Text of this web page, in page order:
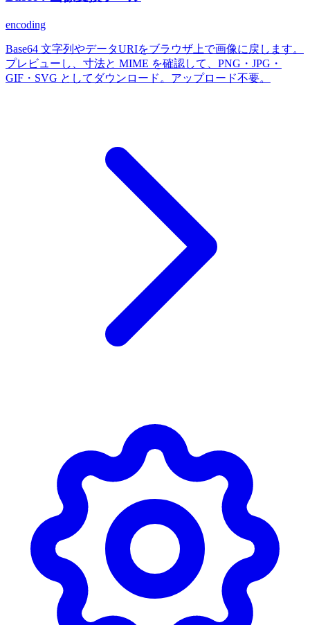
encoding
Base64 文字列やデータURIをブラウザ上で画像に戻します。
プレビューし、寸法と MIME を確認して、PNG・JPG・
GIF・SVG としてダウンロード。アップロード不要。